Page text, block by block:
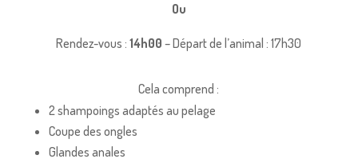
Ou
Rendez-vous :14h00 – Départ de l’animal : 17h30
Cela comprend :
2 shampoings adaptés au pelage
Coupe des ongles
Glandes anales